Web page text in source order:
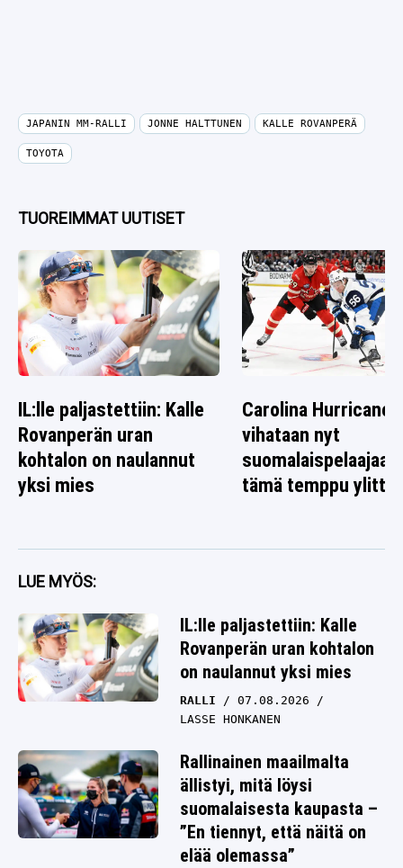
JAPANIN MM-RALLI JONNE HALTTUNEN KALLE ROVANPERÄ
TOYOTA
TUOREIMMAT UUTISET
IL:lle paljastettiin: Kalle
Rovanperän uran
kohtalon on naulannut
yksi mies
Carolina
vihataan nyt
suomalaispelaajaa
tämä temppu ylitti
LUE MYÖS:
IL:lle paljastettiin: Kalle
Rovanperän uran kohtalon
on naulannut yksi mies
RALLI
07.08.2026
LASSE HONKANEN
Rallinainen maailmalta
ällistyi, mitä löysi
suomalaisesta kaupasta –
”En tiennyt, että näitä on
elää olemassa”